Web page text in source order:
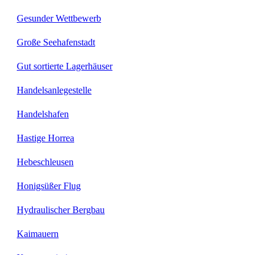
Gesunder Wettbewerb
Große Seehafenstadt
Gut sortierte Lagerhäuser
Handelsanlegestelle
Handelshafen
Hastige Horrea
Hebeschleusen
Honigsüßer Flug
Hydraulischer Bergbau
Kaimauern